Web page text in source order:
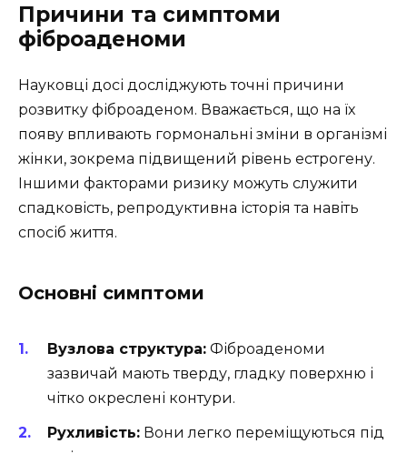
Причини та симптоми
фіброаденоми
Науковці досі досліджують точні причини
розвитку фіброаденом. Вважається, що на їх
появу впливають гормональні зміни в організмі
жінки, зокрема підвищений рівень естрогену.
Іншими факторами ризику можуть служити
спадковість, репродуктивна історія та навіть
спосіб життя.
Основні симптоми
Вузлова структура: Фіброаденоми
зазвичай мають тверду, гладку поверхню і
чітко окреслені контури.
Рухливість: Вони легко переміщуються під